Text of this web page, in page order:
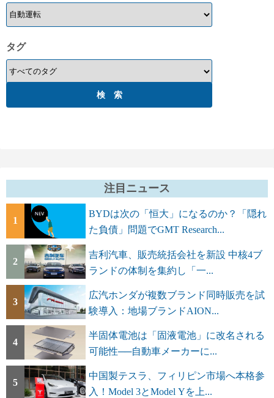
タグ
注目ニュース
1
BYDは次の「恒大」になるのか？「隠れ
た負債」問題でGMT Research...
2
吉利汽車、販売統括会社を新設 中核4ブ
ランドの体制を集約し「一...
3
広汽ホンダが複数ブランド同時販売を試
験導入：地場ブランドAION...
4
半固体電池は「固液電池」に改名される
可能性──自動車メーカーに...
5
中国製テスラ、フィリピン市場へ本格参
入！Model 3とModel Yを上...